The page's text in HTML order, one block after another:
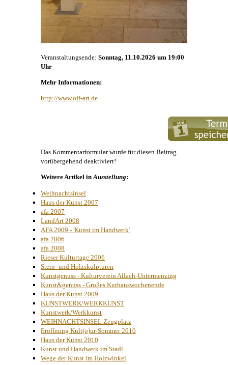
Veranstaltungsende: Sonntag, 11.10.2026 um 19:00
Uhr
Mehr Informationen:
http://www.off-art.de
Das Kommentarformular wurde für diesen Beitrag
vorübergehend deaktiviert!
Weitere Artikel inAusstellung:
Weihnachtsinsel
Haus der Kunst 2007
afa 2007
LandArt 2008
AFA 2009 - 'Kunst im Handwerk'
afa 2006
afa 2008
Rieser Kulturtage 2006
Stein- und Holzskulpturen
Kunstgenuss - Kulturverein Allach-Untermenzing
Kunst&genuss - Großes Kurhauswochenende
Haus der Kunst 2009
KUNSTWERK/WERKKUNST
Kunstwerk/Werkkunst
WEIHNACHTSINSEL Zeugplatz
Eröffnung Kult(o)ur-Sommer 2010
Haus der Kunst 2010
Kunst und Handwerk im Stadl
Wege der Kunst im Holzwinkel